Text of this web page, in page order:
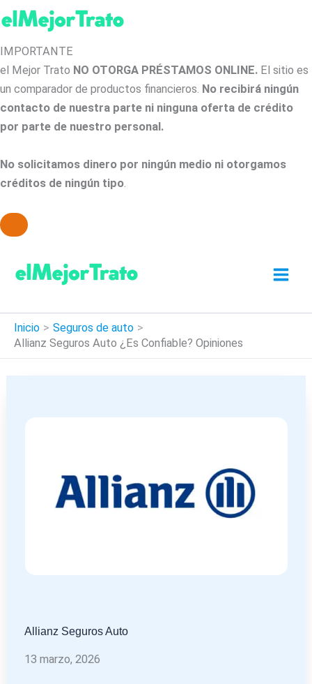
IMPORTANTE
el Mejor Trato NO OTORGA PRÉSTAMOS ONLINE. El sitio es
un comparador de productos financieros. No recibirá ningún
contacto de nuestra parte ni ninguna oferta de crédito
por parte de nuestro personal.
No solicitamos dinero por ningún medio ni otorgamos
créditos de ningún tipo.
contenido
Inicio
Seguros de auto
Allianz Seguros Auto ¿Es Confiable? Opiniones
Allianz Seguros Auto
13 marzo, 2026